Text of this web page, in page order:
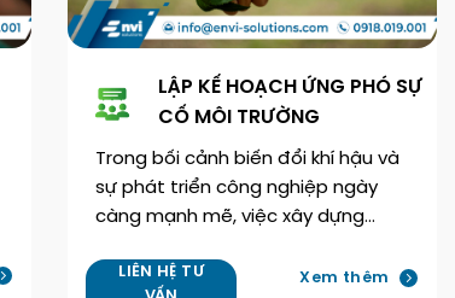
LẬP KẾ HOẠCH ỨNG PHÓ SỰ
CỐ MÔI TRƯỜNG
Trong bối cảnh biến đổi khí hậu và
sự phát triển công nghiệp ngày
càng mạnh mẽ, việc xây dựng…
LIÊN HỆ TƯ
Xem thêm